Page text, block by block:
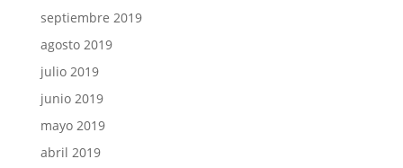
septiembre 2019
agosto 2019
julio 2019
junio 2019
mayo 2019
abril 2019